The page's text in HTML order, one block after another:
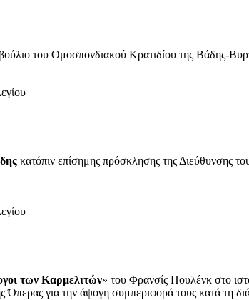
του Ομοσπονδιακού Κρατιδίου της Βάδης-
κατόπιν επίσημης πρόσκλησης της Διεύθυνσης
των Καρμελιτών» του Φρανσίς Πουλένκ στο
Όπερας για την άψογη συμπεριφορά τους κατά τη